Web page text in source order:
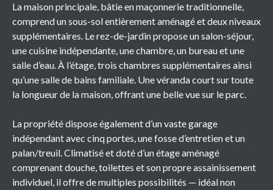
La maison principale, bâtie en maçonnerie traditionnelle,
comprend un sous-sol entièrement aménagé et deux niveaux
supplémentaires. Le rez-de-jardin propose un salon-séjour,
une cuisine indépendante, une chambre, un bureau et une
salle d’eau. À l’étage, trois chambres supplémentaires ainsi
qu’une salle de bains familiale. Une véranda court sur toute
la longueur de la maison, offrant une belle vue sur le parc.
La propriété dispose également d’un vaste garage
indépendant avec cinq portes, une fosse d’entretien et un
palan/treuil. Climatisé et doté d’un étage aménagé
comprenant douche, toilettes et son propre assainissement
individuel, il offre de multiples possibilités — idéal non